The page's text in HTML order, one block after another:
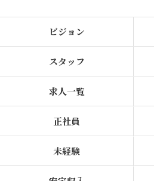
ビジョン
スタッフ
求人一覧
正社員
未経験